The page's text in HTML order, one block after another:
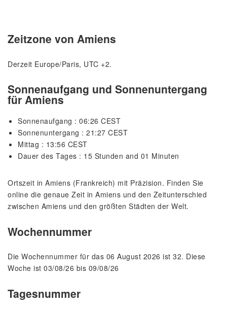
Zeitzone von Amiens
Derzeit Europe/Paris, UTC +2.
Sonnenaufgang und Sonnenuntergang
für Amiens
Sonnenaufgang : 06:26 CEST
Sonnenuntergang : 21:27 CEST
Mittag : 13:56 CEST
Dauer des Tages : 15 Stunden and 01 Minuten
Ortszeit in Amiens (Frankreich) mit Präzision. Finden Sie
online die genaue Zeit in Amiens und den Zeitunterschied
zwischen Amiens und den größten Städten der Welt.
Wochennummer
Die Wochennummer für das 06 August 2026 ist 32. Diese
Woche ist 03/08/26 bis 09/08/26
Tagesnummer